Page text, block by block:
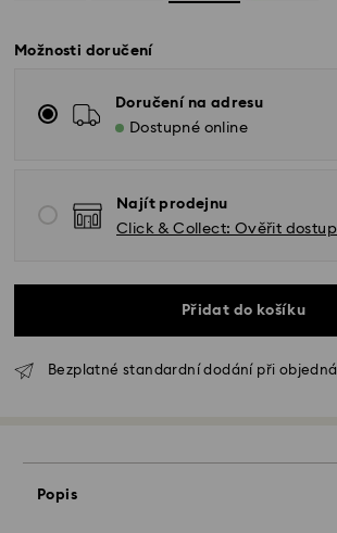
Možnosti doručení
Doručení na adresu
Dostupné online
Najít prodejnu
Click & Collect: Ověřit
Přidat do košíku
Bezplatné standardní dodání při
Popis
Objednávky podané od pondělí do
SEČ budou zpracovány a odeslány